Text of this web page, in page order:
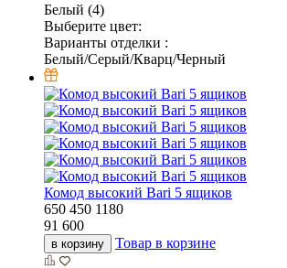
Белый (4)
Выберите цвет:
Варианты отделки :
Белый/Серый/Кварц/Черный
Комод высокий Bari 5 ящиков
650 450 1180
91 600
в корзину Товар в корзине